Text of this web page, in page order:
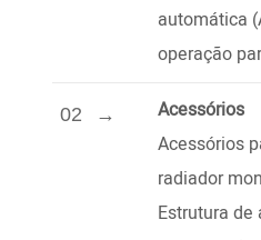
automática
operação
02
Acessórios
Acessórios
radiador
Estrutura